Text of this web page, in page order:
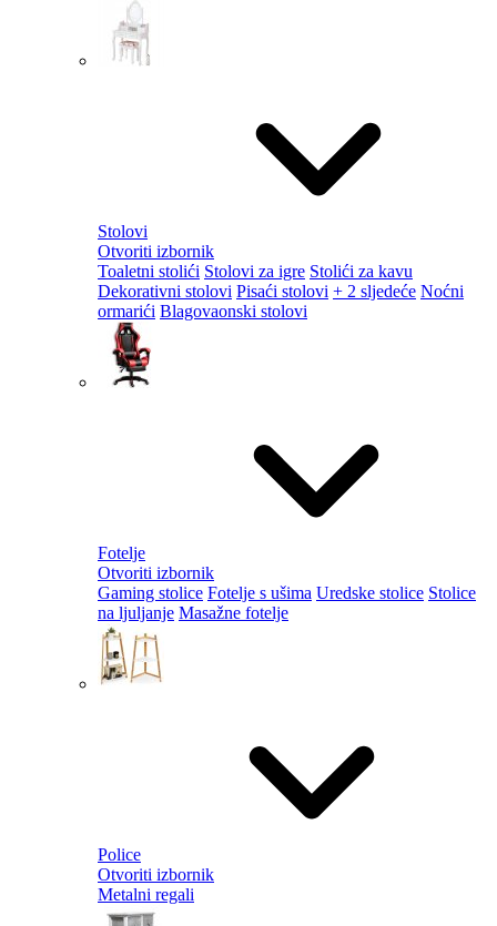
Stolovi
Otvoriti izbornik
Toaletni stolići Stolovi za igre Stolići za kavu
Dekorativni stolovi Pisaći stolovi + 2 sljedeće Noćni
ormarići Blagovaonski stolovi
Fotelje
Otvoriti izbornik
Gaming stolice Fotelje s ušima Uredske stolice Stolice
na ljuljanje Masažne fotelje
Police
Otvoriti izbornik
Metalni regali